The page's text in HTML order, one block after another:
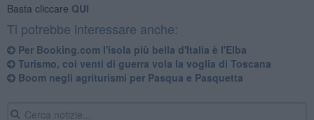
Basta cliccare QUI
Ti potrebbe interessare anche:
Per Booking.com l'isola più bella d'Italia è l'Elba
Turismo, coi venti di guerra vola la voglia di Toscana
Boom negli agriturismi per Pasqua e Pasquetta